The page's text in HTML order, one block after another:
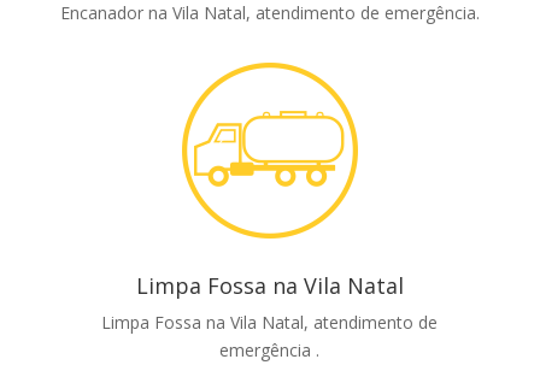
Encanador na Vila Natal, atendimento de emergência.
Limpa Fossa na Vila Natal
Limpa Fossa na Vila Natal, atendimento de
emergência .